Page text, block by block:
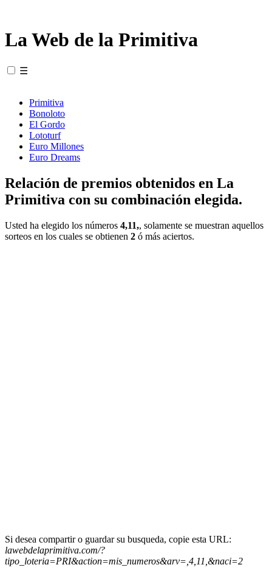
La Web de la Primitiva
☰
Primitiva
Bonoloto
El Gordo
Lototurf
Euro Millones
Euro Dreams
Relación de premios obtenidos en La
Primitiva con su combinación elegida.
Usted ha elegido los números 4,11,, solamente se muestran aquellos
sorteos en los cuales se obtienen 2 ó más aciertos.
Si desea compartir o guardar su busqueda, copie esta URL:
lawebdelaprimitiva.com/?
tipo_loteria=PRI&action=mis_numeros&arv=,4,11,&naci=2